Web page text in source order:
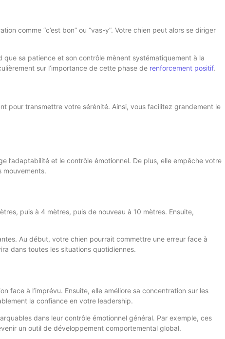
comme “c’est bon” ou “vas-y”. Votre chien peut alors se diriger
sa patience et son contrôle mènent systématiquement à la
sur l’importance de cette phase de renforcement positif.
pour transmettre votre sérénité. Ainsi, vous facilitez grandement le
l’adaptabilité et le contrôle émotionnel. De plus, elle empêche votre
mouvements.
puis à 4 mètres, puis de nouveau à 10 mètres. Ensuite,
Au début, votre chien pourrait commettre une erreur face à
dans toutes les situations quotidiennes.
face à l’imprévu. Ensuite, elle améliore sa concentration sur les
la confiance en votre leadership.
dans leur contrôle émotionnel général. Par exemple, ces
un outil de développement comportemental global.